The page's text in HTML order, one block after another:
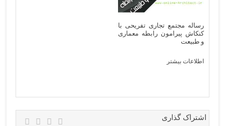
رساله مجتمع تجاری تفریحی با
کنکاش پیرامون رابطه معماری
و طبیعت
اطلاعات بیشتر
اشتراک گذاری